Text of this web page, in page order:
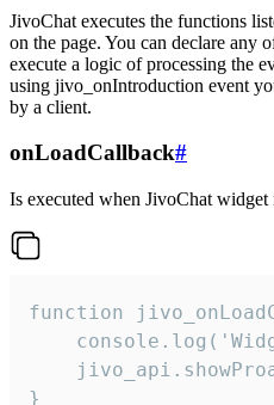
JivoChat executes the functions
on the page. You can declare any
execute a logic of processing the
using jivo_onIntroduction event
by a client.
onLoadCallback#
Is executed when JivoChat
function
}